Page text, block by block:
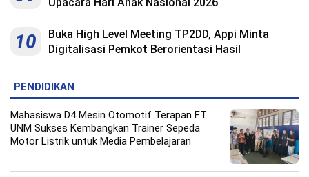
10
Buka High Level Meeting TP2DD, Appi Minta
Digitalisasi Pemkot Berorientasi Hasil
PENDIDIKAN
Mahasiswa D4 Mesin Otomotif Terapan FT
UNM Sukses Kembangkan Trainer Sepeda
Motor Listrik untuk Media Pembelajaran